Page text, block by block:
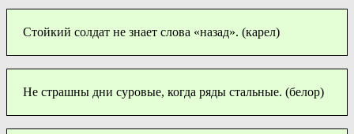
Стойкий солдат не знает слова «назад». (карел)
Не страшны дни суровые, когда ряды стальные. (белор)